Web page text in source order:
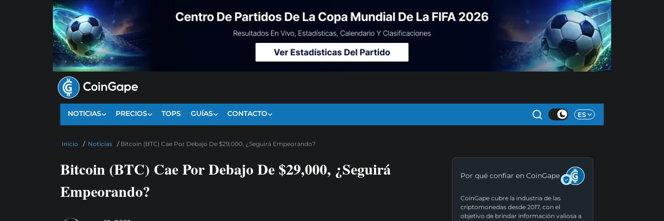
NOTICIAS PRECIOS TOPS GUÍAS CONTACTO ES
Inicio / Noticias / Bitcoin (BTC) Cae Por Debajo De $29,000, ¿Seguirá Empeorando?
Bitcoin (BTC) Cae Por Debajo De $29,000, ¿Seguirá
Empeorando?
Por qué confiar en CoinGape
CoinGape cubre la industria de las
criptomonedas desde 2017, con el
objetivo de brindar información valiosa a